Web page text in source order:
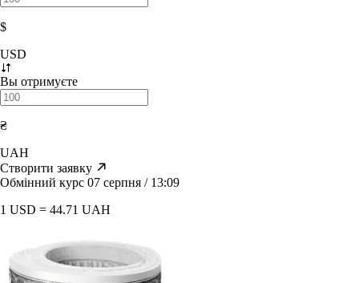
$
USD
Вы отримуєте
₴
UAH
Створити заявку
Обмінний курс 07 серпня / 13:09
1 USD = 44.71 UAH